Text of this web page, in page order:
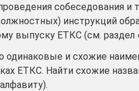
собеседования и
инструкций
выпуску ЕТКС (см. раздел
и схожие
ЕТКС. Найти схожие